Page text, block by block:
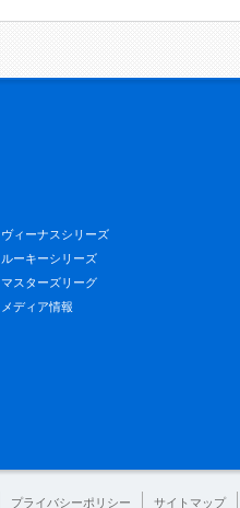
ヴィーナスシリーズ
ルーキーシリーズ
マスターズリーグ
メディア情報
プライバシーポリシー サイトマップ